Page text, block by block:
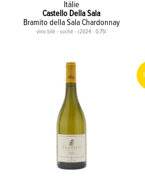
Itálie
Castello Della Sala
Bramito della Sala Chardonnay
víno bílé - suché - r2024 - 0,75l